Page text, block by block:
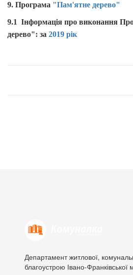
9. Програма "Пам'ятне дерево"
9.1 Інформація про виконання
дерево": за 2019 рік
Департамент житлової,
благоустрою Івано-Франківської